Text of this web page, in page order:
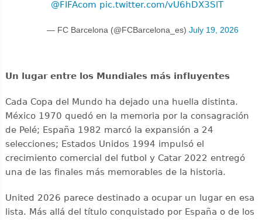
@FIFAcom pic.twitter.com/vU6hDX3SlT
— FC Barcelona (@FCBarcelona_es) July 19, 2026
Un lugar entre los Mundiales más influyentes
Cada Copa del Mundo ha dejado una huella distinta.
México 1970 quedó en la memoria por la consagración
de Pelé; España 1982 marcó la expansión a 24
selecciones; Estados Unidos 1994 impulsó el
crecimiento comercial del futbol y Catar 2022 entregó
una de las finales más memorables de la historia.
United 2026 parece destinado a ocupar un lugar en esa
lista. Más allá del título conquistado por España o de los